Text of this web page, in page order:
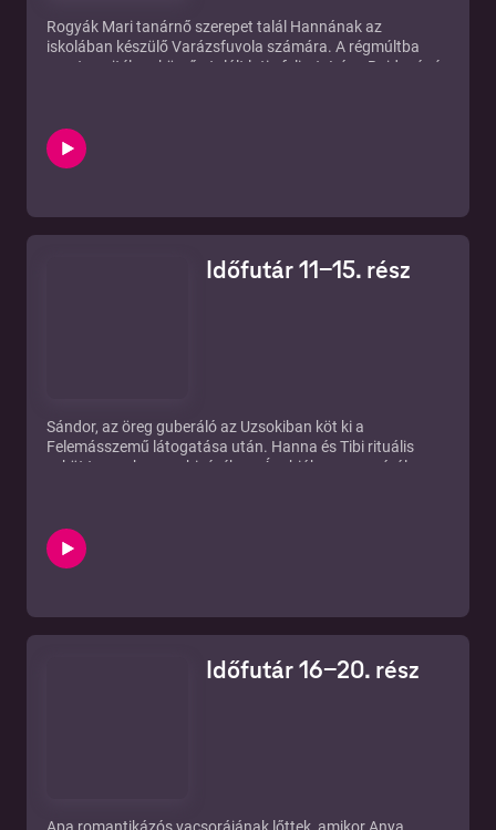
Rogyák Mari tanárnő szerepet talál Hannának az
iskolában készülő Varázsfuvola számára. A régmúltba
vezet a rejtélyes körzőn talált latin felirat. Irány Bujdosóné
Időfutár 11-15. rész
Sándor, az öreg guberáló az Uzsokiban köt ki a
Felemásszemű látogatása után. Hanna és Tibi rituális
esküt tesznek a zombivécében. Ám hiába a menzáról
Időfutár 16-20. rész